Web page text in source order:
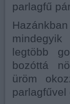
parlagfű
legtöbb
bozóttá
üröm